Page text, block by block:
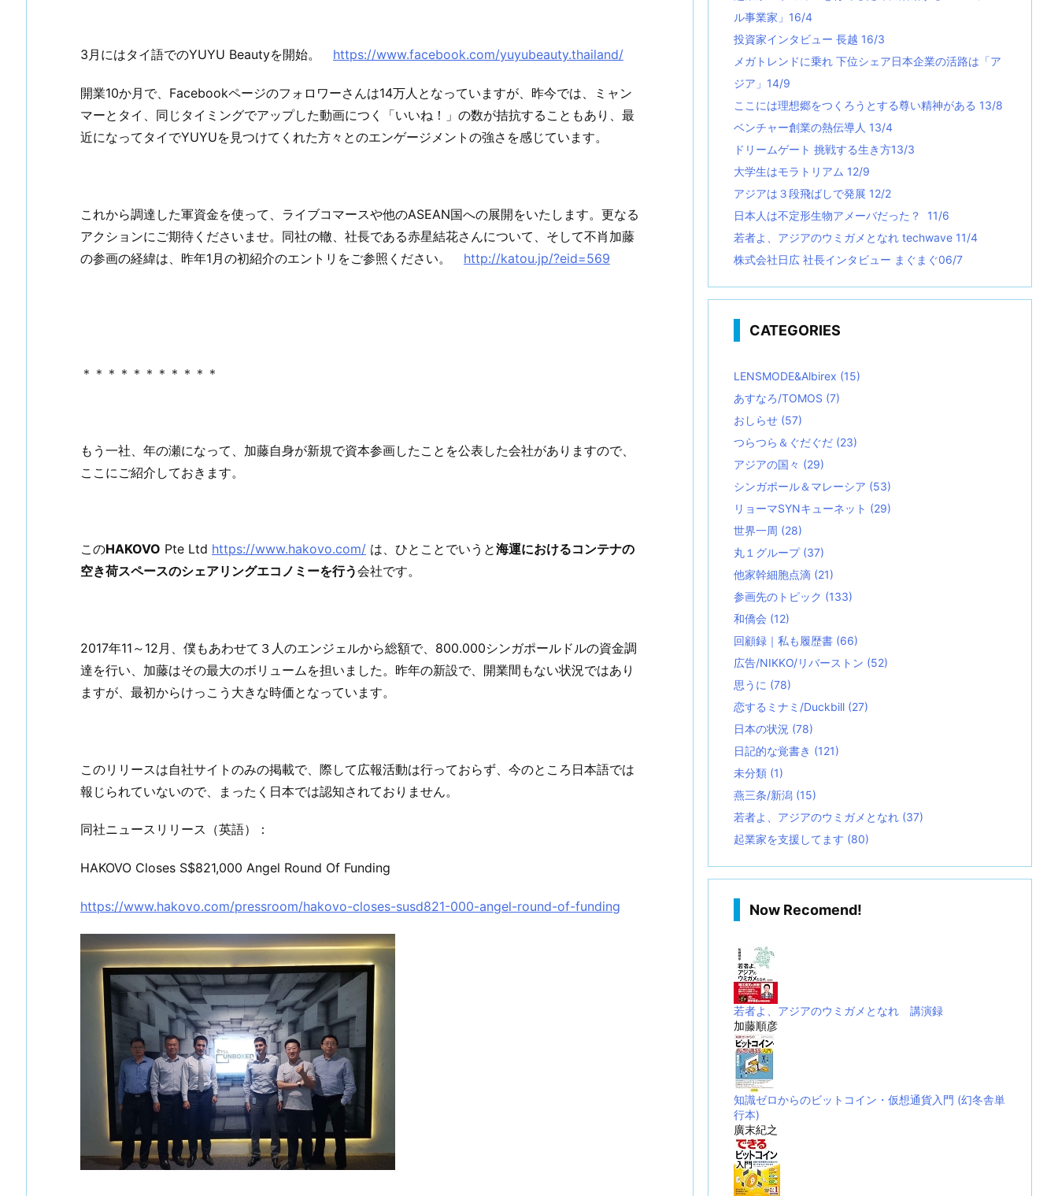
3月にはタイ語でのYUYU Beautyを開始。 https://www.facebook.com/yuyubeauty.thailand/
開業10か月で、Facebookページのフォロワーさんは14万人となっていますが、昨今では、ミャン
マーとタイ、同じタイミングでアップした動画につく「いいね！」の数が拮抗することもあり、最
近になってタイでYUYUを見つけてくれた方々とのエンゲージメントの強さを感じています。
これから調達した軍資金を使って、ライブコマースや他のASEAN国への展開をいたします。更なる
アクションにご期待くださいませ。同社の轍、社長である赤星結花さんについて、そして不肖加藤
の参画の経緯は、昨年1月の初紹介のエントリをご参照ください。 http://katou.jp/?eid=569
＊＊＊＊＊＊＊＊＊＊＊
もう一社、年の瀬になって、加藤自身が新規で資本参画したことを公表した会社がありますので、
ここにご紹介しておきます。
このHAKOVO Pte Ltd https://www.hakovo.com/ は、ひとことでいうと海運におけるコンテナの
空き荷スペースのシェアリングエコノミーを行う会社です。
2017年11～12月、僕もあわせて３人のエンジェルから総額で、800.000シンガポールドルの資金調
達を行い、加藤はその最大のボリュームを担いました。昨年の新設で、開業間もない状況ではあり
ますが、最初からけっこう大きな時価となっています。
このリリースは自社サイトのみの掲載で、際して広報活動は行っておらず、今のところ日本語では
報じられていないので、まったく日本では認知されておりません。
同社ニュースリリース（英語）：
HAKOVO Closes S$821,000 Angel Round Of Funding
https://www.hakovo.com/pressroom/hakovo-closes-susd821-000-angel-round-of-funding
ル事業家」16/4
投資家インタビュー 長越 16/3
メガトレンドに乗れ 下位シェア日本企業の活路は「ア
ジア」14/9
ここには理想郷をつくろうとする尊い精神がある 13/8
ベンチャー創業の熱伝導人 13/4
ドリームゲート 挑戦する生き方13/3
大学生はモラトリアム 12/9
アジアは３段飛ばしで発展 12/2
日本人は不定形生物アメーバだった？ 11/6
若者よ、アジアのウミガメとなれ techwave 11/4
株式会社日広 社長インタビュー まぐまぐ06/7
CATEGORIES
LENSMODE&Albirex (15)
あすなろ/TOMOS (7)
おしらせ (57)
つらつら＆ぐだぐだ (23)
アジアの国々 (29)
シンガポール＆マレーシア (53)
リョーマSYNキューネット (29)
世界一周 (28)
丸１グループ (37)
他家幹細胞点滴 (21)
参画先のトピック (133)
和僑会 (12)
回顧録｜私も履歴書 (66)
広告/NIKKO/リバーストン (52)
思うに (78)
恋するミナミ/Duckbill (27)
日本の状況 (78)
日記的な覚書き (121)
未分類 (1)
燕三条/新潟 (15)
若者よ、アジアのウミガメとなれ (37)
起業家を支援してます (80)
Now Recomend!
若者よ、アジアのウミガメとなれ 講演録
加藤順彦
知識ゼロからのビットコイン・仮想通貨入門 (幻冬舎単
行本)
廣末紀之